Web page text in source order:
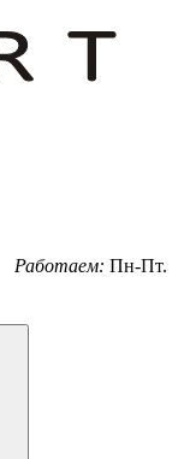
Работаем: Пн-Пт.